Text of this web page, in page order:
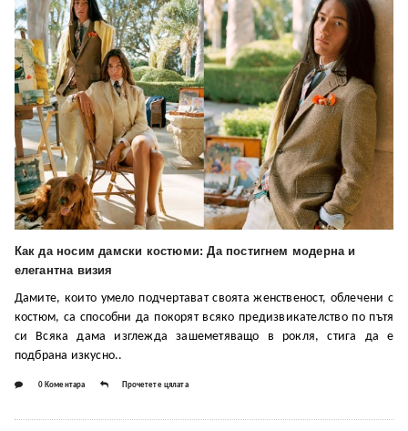
Как да носим дамски костюми: Да постигнем модерна и
елегантна визия
Дамите, които умело подчертават своята женственост, облечени с
костюм, са способни да покорят всяко предизвикателство по пътя
си Всяка дама изглежда зашеметяващо в рокля, стига да е
подбрана изкусно..
0 Коментара Прочетете цялата